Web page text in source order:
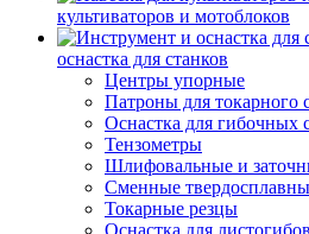
культиваторов и мотоблоков
оснастка для станков
Центры упорные
Патроны для токарного
Оснастка для гибочных
Тензометры
Шлифовальные и
Сменные
Токарные резцы
Оснастка для листогибов